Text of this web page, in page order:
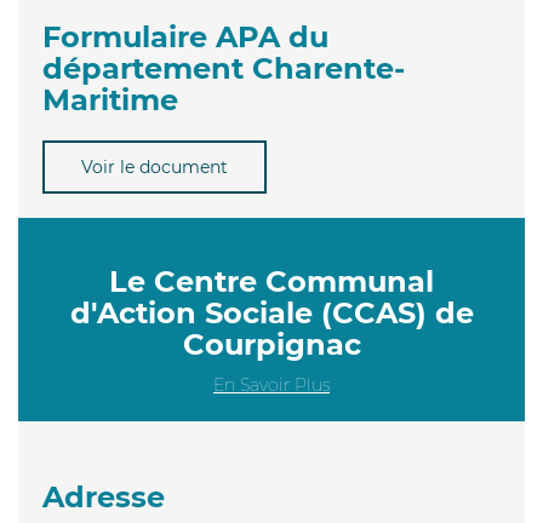
Formulaire APA du
département Charente-
Maritime
Voir le document
Le Centre Communal
d'Action Sociale (CCAS) de
Courpignac
En Savoir Plus
Adresse